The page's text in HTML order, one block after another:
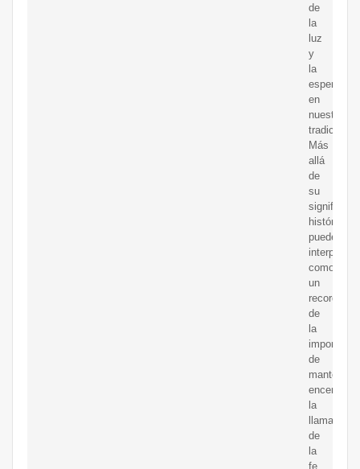
de
la
luz
y
la
esperanza
en
nuestra
tradición.
Más
allá
de
su
significado
histórico,
puede
como
un
de
la
de
mantener
encendida
la
llama
de
la
fe